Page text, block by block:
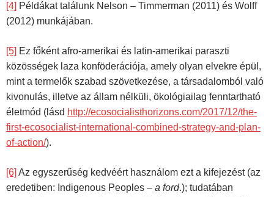
[4] Példákat találunk Nelson – Timmerman (2011) és Wolff
(2012) munkájában.
[5] Ez főként afro-amerikai és latin-amerikai paraszti
közösségek laza konföderációja, amely olyan elvekre épül,
mint a termelők szabad szövetkezése, a társadalomból való
kivonulás, illetve az állam nélküli, ökológiailag fenntartható
életmód (lásd http://ecosocialisthorizons.com/2017/12/the-
first-ecosocialist-international-combined-strategy-and-plan-
of-action/).
[6] Az egyszerűség kedvéért használom ezt a kifejezést (az
eredetiben: Indigenous Peoples – a ford.); tudatában